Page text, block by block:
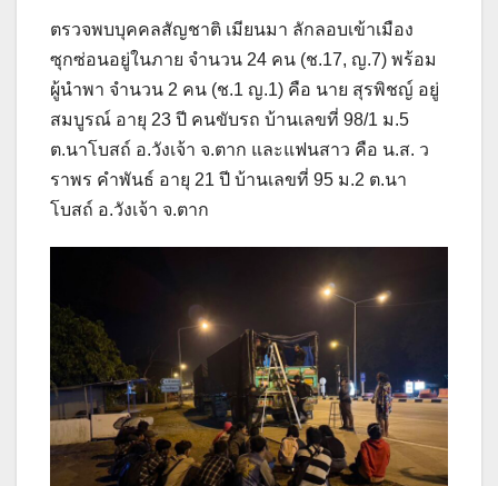
ตรวจพบบุคคลสัญชาติ เมียนมา ลักลอบเข้าเมือง
ซุกซ่อนอยู่ในภาย จำนวน 24 คน (ช.17, ญ.7) พร้อม
ผู้นำพา จำนวน 2 คน (ช.1 ญ.1) คือ นาย สุรพิชญ์ อยู่
สมบูรณ์ อายุ 23 ปี คนขับรถ บ้านเลขที่ 98/1 ม.5
ต.นาโบสถ์ อ.วังเจ้า จ.ตาก และแฟนสาว คือ น.ส. ว
ราพร คำพันธ์ อายุ 21 ปี บ้านเลขที่ 95 ม.2 ต.นา
โบสถ์ อ.วังเจ้า จ.ตาก